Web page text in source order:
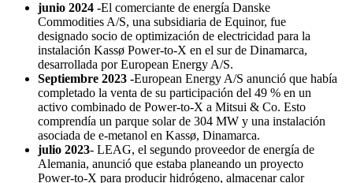
junio 2024 -El comerciante de energía Danske
Commodities A/S, una subsidiaria de Equinor, fue
designado socio de optimización de electricidad para la
instalación Kassø Power-to-X en el sur de Dinamarca,
desarrollada por European Energy A/S.
Septiembre 2023 -European Energy A/S anunció que había
completado la venta de su participación del 49 % en un
activo combinado de Power-to-X a Mitsui & Co. Esto
comprendía un parque solar de 304 MW y una instalación
asociada de e-metanol en Kassø, Dinamarca.
julio 2023- LEAG, el segundo proveedor de energía de
Alemania, anunció que estaba planeando un proyecto
Power-to-X para producir hidrógeno, almacenar calor